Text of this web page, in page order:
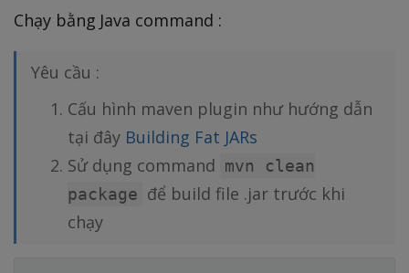
Chạy bằng Java command :
Yêu cầu :
Cấu hình maven plugin như hướng dẫn
tại đây Building Fat JARs
Sử dụng command mvn clean
package để build file .jar trước khi
chạy